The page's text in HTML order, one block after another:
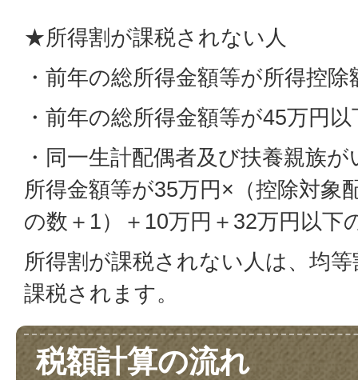
★所得割が課税されない人
・前年の総所得金額等が所得控
・前年の総所得金額等が45万円
・同一生計配偶者及び扶養親族
所得金額等が35万円×（控除対象
の数＋1）＋10万円＋32万円以下
所得割が課税されない人は、均
課税されます。
税額計算の流れ